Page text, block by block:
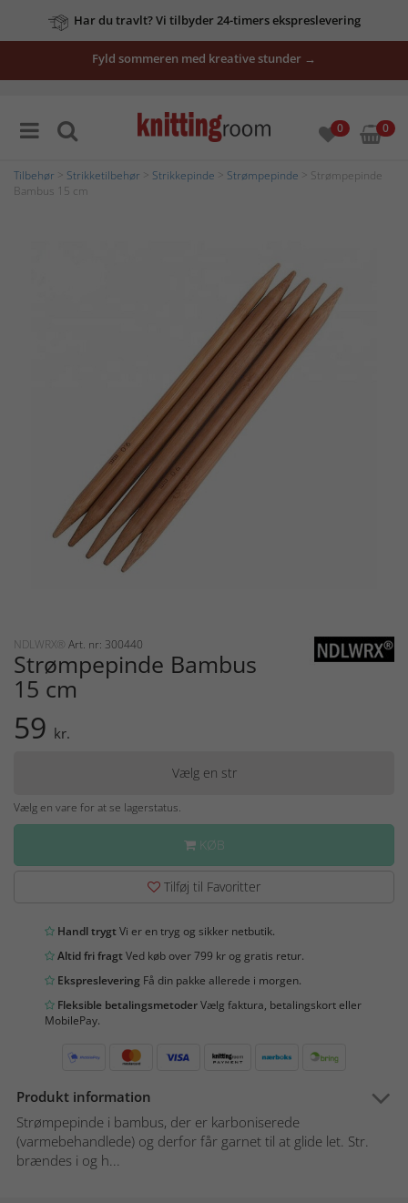
Har du travlt? Vi tilbyder 24-timers ekspreslevering
Fyld sommeren med kreative stunder →
0 0
Tilbehør Strikketilbehør Strikkepinde Strømpepinde > Strømpepinde
Bambus 15 cm
NDLWRX® Art. nr: 300440
Strømpepinde Bambus
15 cm
59 kr.
Vælg en str
Vælg en vare for at se lagerstatus.
KØB
Tilføj til Favoritter
Handl trygtVi er en tryg og sikker netbutik.
Altid fri fragtVed køb over 799 kr og gratis retur.
Ekspreslevering Få din pakke allerede i morgen.
Fleksible betalingsmetoderVælg faktura, betalingskort eller
MobilePay.
Produkt information
Strømpepinde i bambus, der er karboniserede
(varmebehandlede) og derfor får garnet til at glide let. Str.
brændes i og h...